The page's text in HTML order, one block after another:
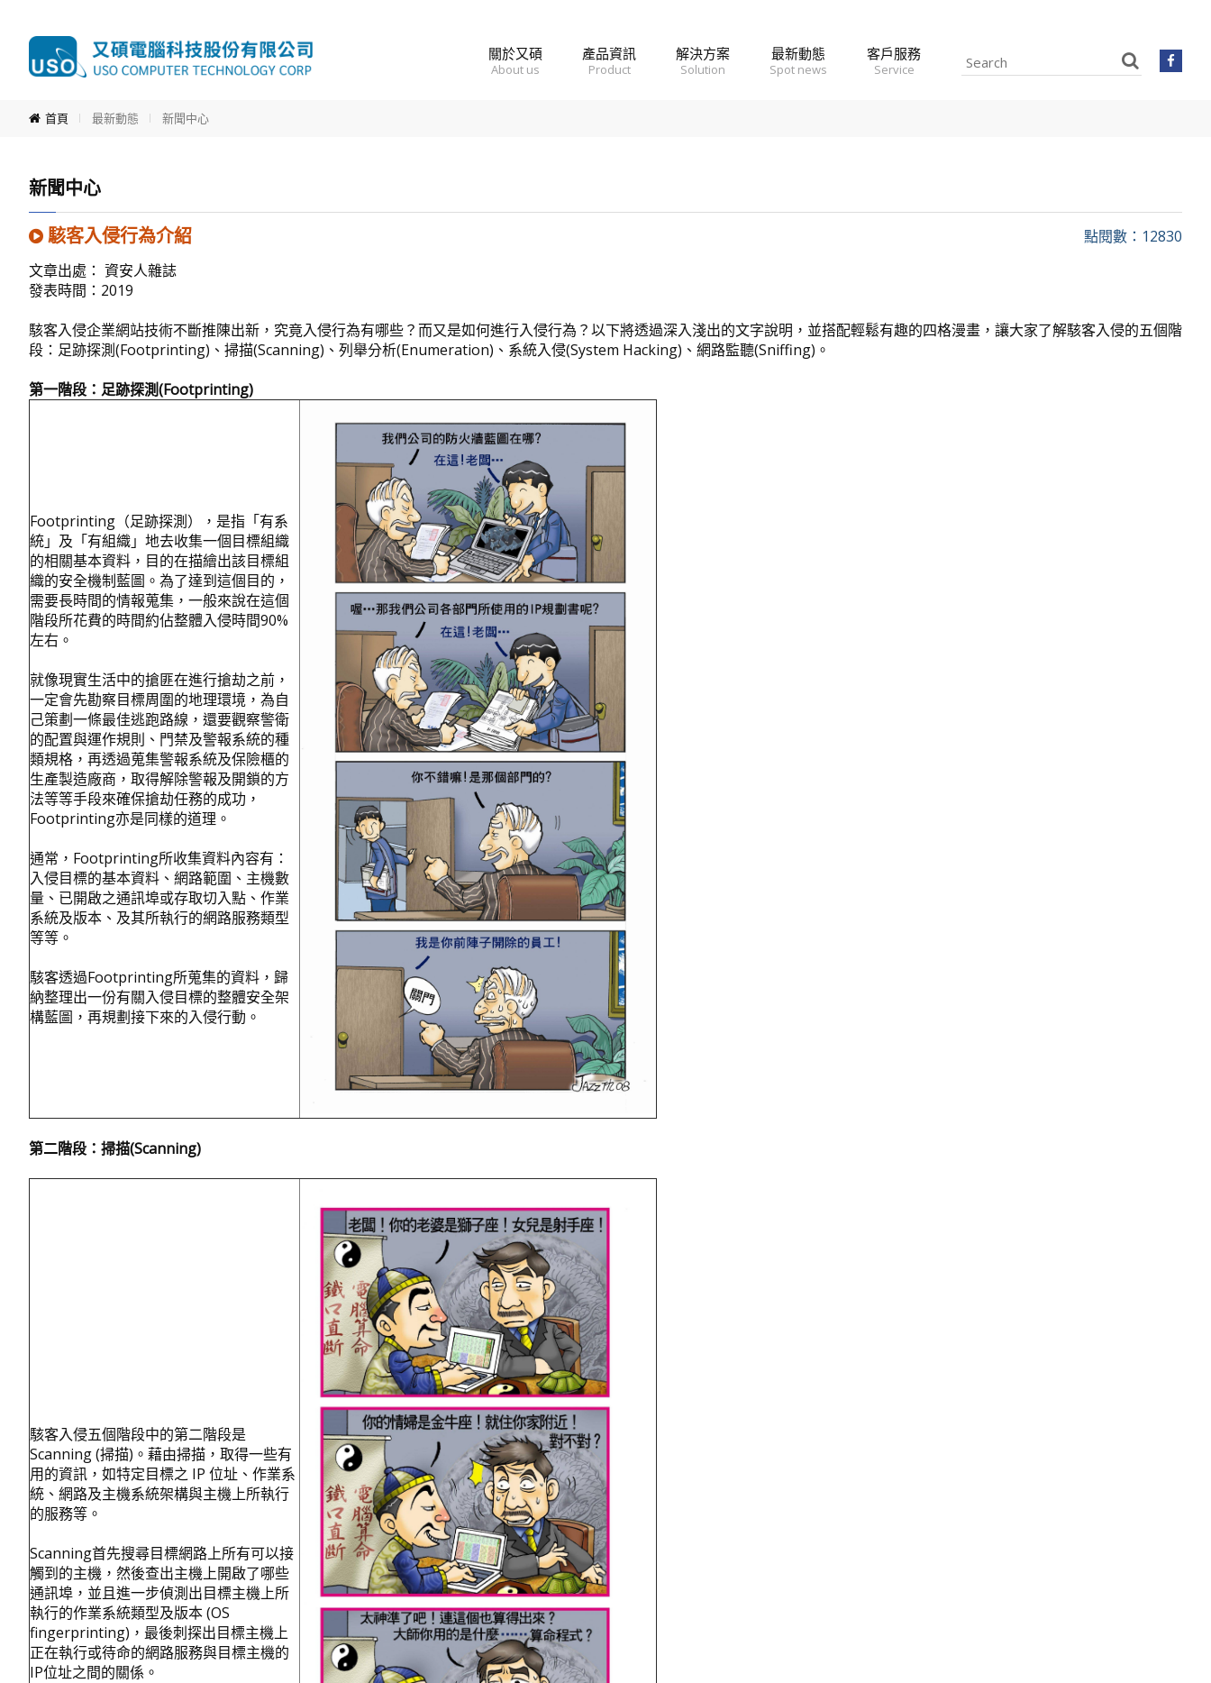
關於又碩
About us
產品資訊
Product
解決方案
Solution
最新動態
Spot news
客戶服務
Service
首頁 最新動態 新聞中心
新聞中心
駭客入侵行為介紹
點閱數：12830
文章出處： 資安人雜誌
發表時間：2019
駭客入侵企業網站技術不斷推陳出新，究竟入侵行為有哪些？而又是如何進行入侵行為？以下將透過深入淺出的文字說明，並搭配輕鬆有趣的四格漫畫，讓大家了解駭客入侵的五個階
段：足跡探測(Footprinting)、掃描(Scanning)、列舉分析(Enumeration)、系統入侵(System Hacking)、網路監聽(Sniffing)。
第一階段：足跡探測(Footprinting)
Footprinting（足跡探測），是指「有系
統」及「有組織」地去收集一個目標組織
的相關基本資料，目的在描繪出該目標組
織的安全機制藍圖。為了達到這個目的，
需要長時間的情報蒐集，一般來說在這個
階段所花費的時間約佔整體入侵時間90%
左右。
就像現實生活中的搶匪在進行搶劫之前，
一定會先勘察目標周圍的地理環境，為自
己策劃一條最佳逃跑路線，還要觀察警衛
的配置與運作規則、門禁及警報系統的種
類規格，再透過蒐集警報系統及保險櫃的
生產製造廠商，取得解除警報及開鎖的方
法等等手段來確保搶劫任務的成功，
Footprinting亦是同樣的道理。
通常，Footprinting所收集資料內容有：
入侵目標的基本資料、網路範圍、主機數
量、已開啟之通訊埠或存取切入點、作業
系統及版本、及其所執行的網路服務類型
等等。
駭客透過Footprinting所蒐集的資料，歸
納整理出一份有關入侵目標的整體安全架
構藍圖，再規劃接下來的入侵行動。
第二階段：掃描(Scanning)
駭客入侵五個階段中的第二階段是
Scanning (掃描)。藉由掃描，取得一些有
用的資訊，如特定目標之 IP 位址、作業系
統、網路及主機系統架構與主機上所執行
的服務等。
Scanning首先搜尋目標網路上所有可以接
觸到的主機，然後查出主機上開啟了哪些
通訊埠，並且進一步偵測出目標主機上所
執行的作業系統類型及版本 (OS
fingerprinting)，最後刺探出目標主機上
正在執行或待命的網路服務與目標主機的
IP位址之間的關係。